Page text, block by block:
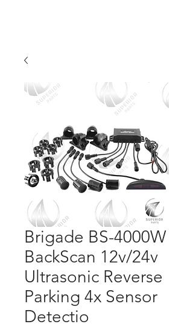
Brigade BS-4000W
BackScan 12v/24v
Ultrasonic Reverse
Parking 4x Sensor
Detectio